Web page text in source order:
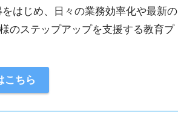
式ドキュメントや一次情報を参照
に関する技術的知見をもとに解説
活用事例に基づくリアルな情報を掲
はじめ、日々の業務効率化や最新の
のステップアップを支援する教育プ
こちら